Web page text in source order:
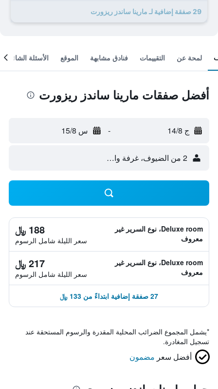
29 صفقة إضافية لـ مارينا ساندز ريزورت
لمحة عن التقييمات فنادق مشابهة الموقع الأسئلة الشائعة
أفضل صفقات مارينا ساندز ريزورت
ج 14/8 - س 15/8
2 من الضيوف، غرفة واحدة
Deluxe room، نوع السرير غير
معروف
188 ﷼
سعر الليلة شامل الرسوم
Deluxe room، نوع السرير غير
معروف
217 ﷼
سعر الليلة شامل الرسوم
27 صفقة إضافية ابتداءً من 133 ﷼
*يشمل المجموع الضرائب المحلية المقدرة والرسوم المستحقة عند
تسجيل المغادرة.
أفضل سعر مضمون